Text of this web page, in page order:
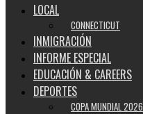
LOCAL
CONNECTICUT
INMIGRACIÓN
INFORME ESPECIAL
EDUCACIÓN & CAREERS
DEPORTES
COPA MUNDIAL 2026